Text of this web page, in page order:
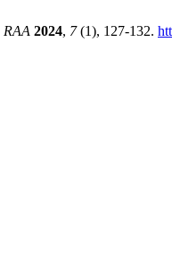
RAA 2024, 7(1), 127-132.